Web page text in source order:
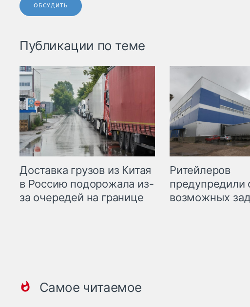
ОБСУДИТЬ
Публикации по теме
Доставка грузов из Китая
в Россию подорожала из-
за очередей на границе
Ритейлеров
предупредили
возможных
Самое читаемое